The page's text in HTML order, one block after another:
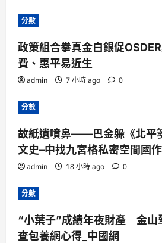
分數
政策組合拳真金白銀促
費、惠平易近生
admin 7 小時 ago 0
分數
故紙遺噴鼻——巴金躲《北平
文史–中找九宮格私密空間國
admin 18 小時 ago 0
分數
“小葉子”成績年夜財產 金山
查包養網心得_中國網